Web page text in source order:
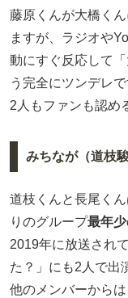
藤原くんが大橋く
ますが、ラジオや
動にすぐ反応して
う完全にツンデレ
2人もファンも認め
みちなが（道枝
道枝くんと長尾く
りのグループ最年
2019年に放送され
た？」にも2人で出
他のメンバーから